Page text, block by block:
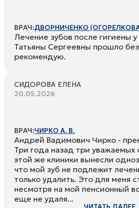
ВРАЧ:ДВОРНИЧЕНКО
Лечение зубов после гигиены
Татьяны Сергеевны прошло
рекомендую.
СИДОРОВА ЕЛЕНА
20.05.2026
ВРАЧ:ЧИРКО А. В.
Андрей Вадимович Чирко -
Три года назад три уважаемых
этой же клиники вынесли
что мой зуб не подлежит
только удалить. Это для меня
несмотря на мой пенсионный
еще не удаля...